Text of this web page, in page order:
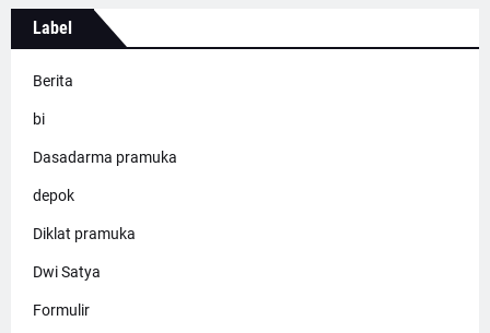
Label
Berita
bi
Dasadarma pramuka
depok
Diklat pramuka
Dwi Satya
Formulir